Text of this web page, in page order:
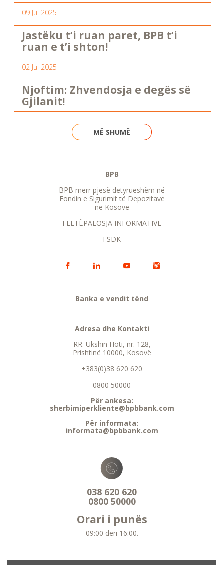
09 Jul 2025
Jastëku t’i ruan paret, BPB t’i
ruan e t’i shton!
02 Jul 2025
Njoftim: Zhvendosja e degës së
Gjilanit!
MË SHUMË
BPB
BPB merr pjesë detyrueshëm në
Fondin e Sigurimit të Depozitave
në Kosovë
FLETËPALOSJA INFORMATIVE
FSDK
Banka e vendit tënd
Adresa dhe Kontakti
RR. Ukshin Hoti, nr. 128,
Prishtinë 10000, Kosovë
+383(0)38 620 620
0800 50000
Për ankesa:
sherbimiperkliente@bpbbank.com
Për informata:
informata@bpbbank.com
038 620 620
0800 50000
Orari i punës
09:00 deri 16:00.